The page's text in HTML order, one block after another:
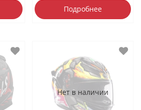
Подробнее
Нет в наличии